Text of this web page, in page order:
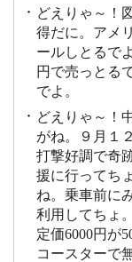
どえりゃ～！
得だに。アメ
ールしとるで
円で売っとる
でよ。
どえりゃ～！
がね。９月１
打撃好調で奇
援に行ってち
ね。乗車前に
利用してちょ
定価6000円が
コースターで